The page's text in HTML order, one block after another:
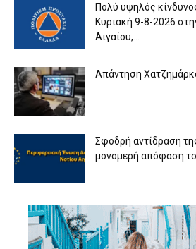
Πολύ υψηλός
Κυριακή 9-8-2026
Αιγαίου,...
Απάντηση
Σφοδρή αντίδραση
μονομερή απόφαση